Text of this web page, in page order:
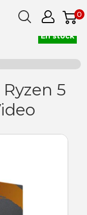
0
5
En stock